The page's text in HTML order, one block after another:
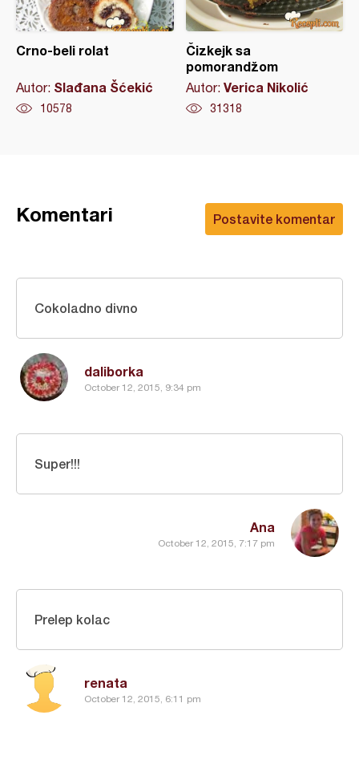
Crno-beli rolat
Autor: Slađana Šćekić
10578
Čizkejk sa
pomorandžom
Autor: Verica Nikolić
31318
Postavite komentar
Komentari
daliborka
October 12, 2015, 9:34 pm
Cokoladno divno
Ana
October 12, 2015, 7:17 pm
Super!!!
renata
October 12, 2015, 6:11 pm
Prelep kolac